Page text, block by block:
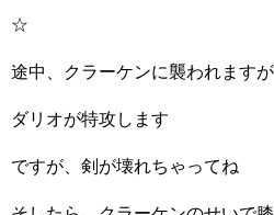
☆
途中、クラーケンに襲われますが
ダリオが特攻します
ですが、剣が壊れちゃってね